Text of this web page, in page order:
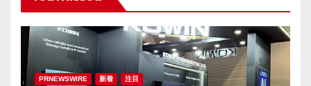
PRNEWSWIRE 新着 注目